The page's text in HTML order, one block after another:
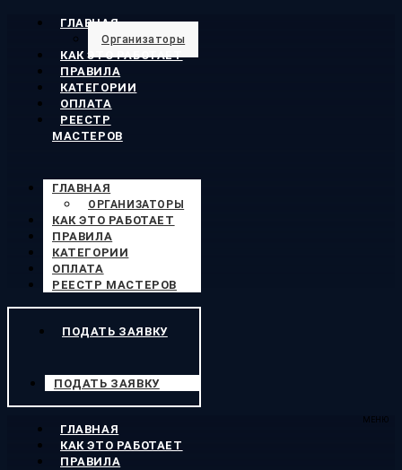
ГЛАВНАЯ
Организаторы
КАК ЭТО РАБОТАЕТ
ПРАВИЛА
КАТЕГОРИИ
ОПЛАТА
РЕЕСТР
МАСТЕРОВ
ГЛАВНАЯ
ОРГАНИЗАТОРЫ
КАК ЭТО РАБОТАЕТ
ПРАВИЛА
КАТЕГОРИИ
ОПЛАТА
РЕЕСТР МАСТЕРОВ
ПОДАТЬ ЗАЯВКУ
ПОДАТЬ ЗАЯВКУ
МЕНЮ
ГЛАВНАЯ
КАК ЭТО РАБОТАЕТ
ПРАВИЛА